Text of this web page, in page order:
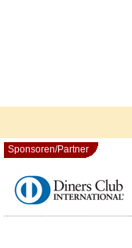
Sponsoren/Partner